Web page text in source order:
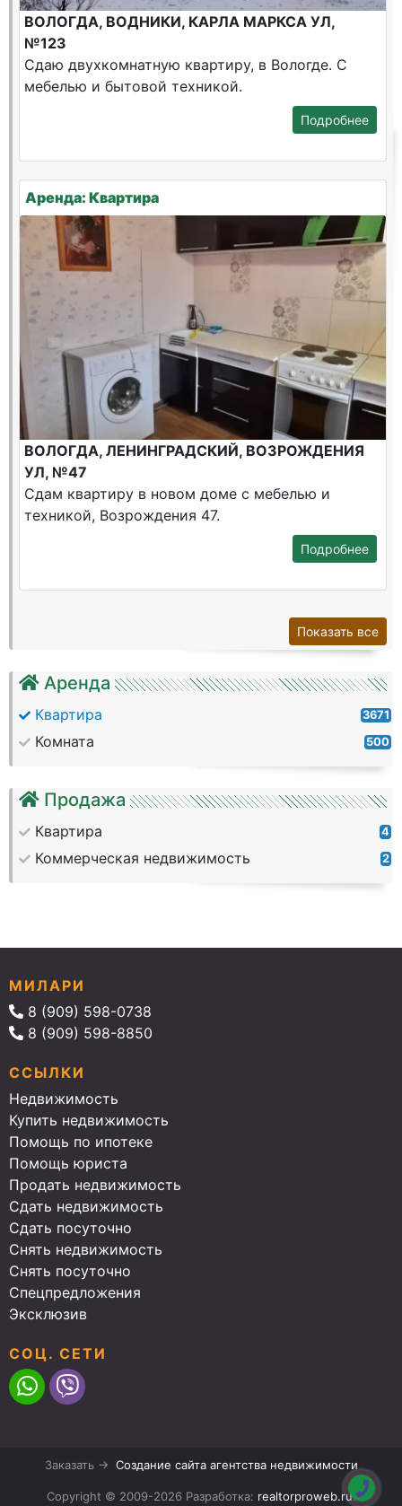
Аренда
Квартира 3671
Комната 500
Продажа
Квартира 4
Коммерческая недвижимость 2
ВОЛОГДА, ВОДНИКИ, КАРЛА МАРКСА УЛ,
№123
Сдаю двухкомнатную квартиру, в Вологде. С
мебелью и бытовой техникой.
Подробнее
Аренда: Квартира
ВОЛОГДА, ЛЕНИНГРАДСКИЙ, ВОЗРОЖДЕНИЯ
УЛ, №47
Сдам квартиру в новом доме с мебелью и
техникой, Возрождения 47.
Подробнее
Показать все
МИЛАРИ
8 (909) 598-0738
8 (909) 598-8850
ССЫЛКИ
Недвижимость
Купить недвижимость
Помощь по ипотеке
Помощь юриста
Продать недвижимость
Сдать недвижимость
Сдать посуточно
Снять недвижимость
Снять посуточно
Спецпредложения
Эксклюзив
СОЦ. СЕТИ
Заказать → Создание сайта агентства недвижимости
Copyright © 2009-2026 Разработка: realtorproweb.ru.